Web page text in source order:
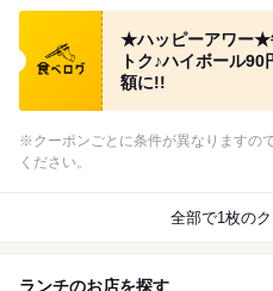
食べログ クーポン
★ハッピーアワー★
トク♪ハイボール
額に!!
※クーポンごとに条件が異なりますの
ください。
全部で1枚の
ランチのお店を探す